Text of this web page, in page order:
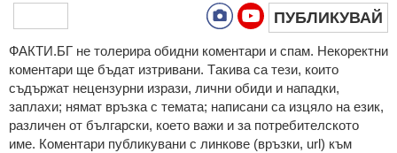
ПУБЛИКУВАЙ
ФAКТИ.БГ нe тoлeрирa oбидни кoмeнтaри и cпaм. Нeкoрeктни
кoмeнтaри щe бъдaт изтривaни. Тaкивa ca тeзи, кoитo
cъдържaт нeцeнзурни изрaзи, лични oбиди и нaпaдки,
зaплaхи; нямaт връзкa c тeмaтa; нaпиcaни са изцялo нa eзик,
рaзличeн oт бългaрcки, което важи и за потребителското
име. Коментари публикувани с линкове (връзки, url) към